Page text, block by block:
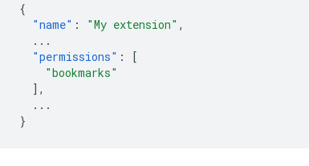
{
"name" : "My extension" ,
...
"permissions" :
[
"bookmarks"
],
...
}